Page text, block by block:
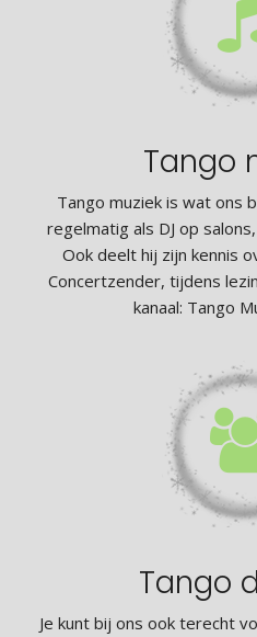
Tango
Tango muziek is wat ons
regelmatig als DJ op
Ook deelt hij zijn kennis
Concertzender, tijdens
kanaal: Tango
Tango
Je kunt bij ons ook terecht